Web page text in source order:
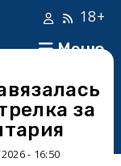
Меню
18+
за
- 16:50